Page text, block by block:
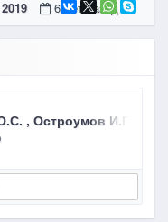
6 лет назад
, Остроумов И.Г.,